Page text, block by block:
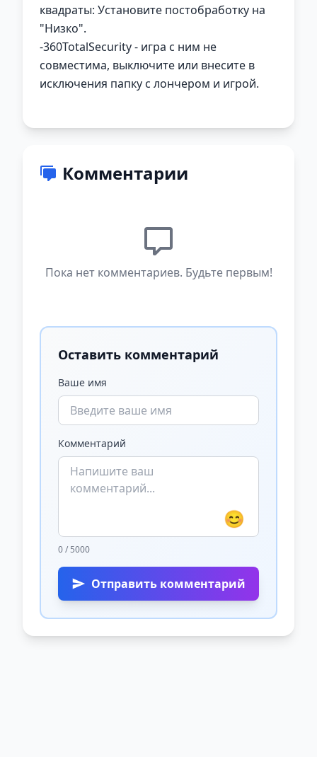
квадраты: Установите постобработку на
"Низко".
-360TotalSecurity - игра с ним не
совместима, выключите или внесите в
исключения папку с лончером и игрой.
Комментарии
Пока нет комментариев. Будьте первым!
Оставить комментарий
Ваше имя
Комментарий
😊
0 / 5000
Отправить комментарий